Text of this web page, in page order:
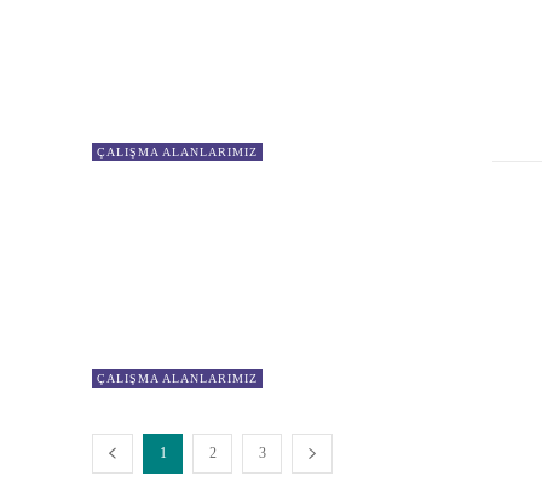
ÇALIŞMA ALANLARIMIZ
ÇALIŞMA ALANLARIMIZ
1 2 3